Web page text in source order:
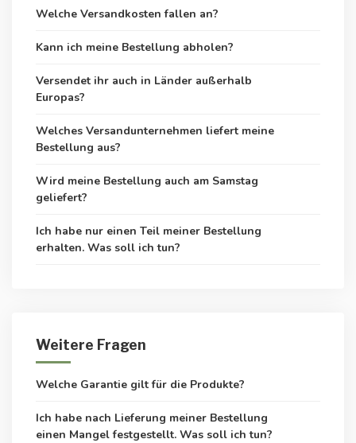
Welche Versandkosten fallen an?
Kann ich meine Bestellung abholen?
Versendet ihr auch in Länder außerhalb
Europas?
Welches Versandunternehmen liefert meine
Bestellung aus?
Wird meine Bestellung auch am Samstag
geliefert?
Ich habe nur einen Teil meiner Bestellung
erhalten. Was soll ich tun?
Weitere Fragen
Welche Garantie gilt für die Produkte?
Ich habe nach Lieferung meiner Bestellung
einen Mangel festgestellt. Was soll ich tun?